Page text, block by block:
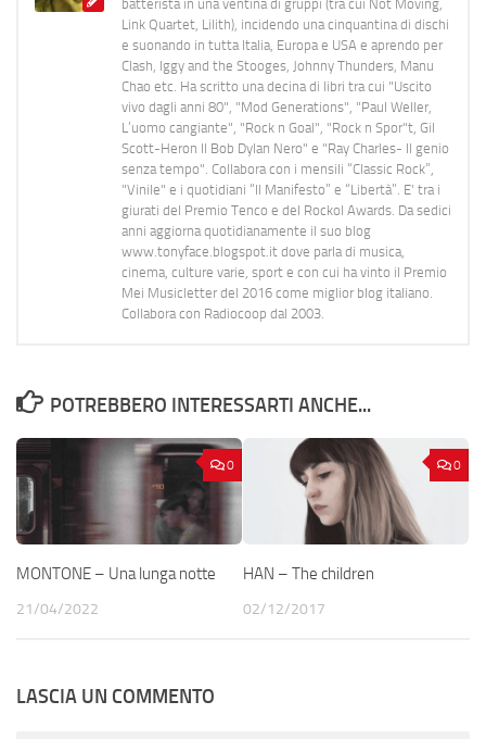
batterista in una ventina di gruppi (tra cui Not Moving,
Link Quartet, Lilith), incidendo una cinquantina di dischi
e suonando in tutta Italia, Europa e USA e aprendo per
Clash, Iggy and the Stooges, Johnny Thunders, Manu
Chao etc. Ha scritto una decina di libri tra cui "Uscito
vivo dagli anni 80", "Mod Generations", "Paul Weller,
L’uomo cangiante", "Rock n Goal", "Rock n Spor"t, Gil
Scott-Heron Il Bob Dylan Nero" e "Ray Charles- Il genio
senza tempo". Collabora con i mensili “Classic Rock”,
"Vinile" e i quotidiani “Il Manifesto” e “Libertà”. E' tra i
giurati del Premio Tenco e del Rockol Awards. Da sedici
anni aggiorna quotidianamente il suo blog
www.tonyface.blogspot.it dove parla di musica,
cinema, culture varie, sport e con cui ha vinto il Premio
Mei Musicletter del 2016 come miglior blog italiano.
Collabora con Radiocoop dal 2003.
POTREBBERO INTERESSARTI ANCHE...
0
MONTONE – Una lunga notte
21/04/2022
0
HAN – The children
02/12/2017
LASCIA UN COMMENTO